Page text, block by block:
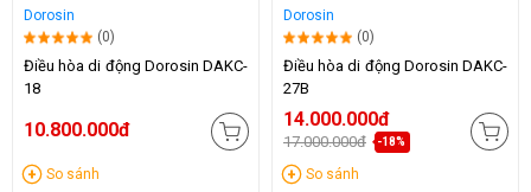
Dorosin
(0)
Điều hòa di động Dorosin DAKC-
18
10.800.000đ
So sánh
Dorosin
(0)
Điều hòa di động Dorosin DAKC-
27B
14.000.000đ
17.000.000đ -18%
So sánh